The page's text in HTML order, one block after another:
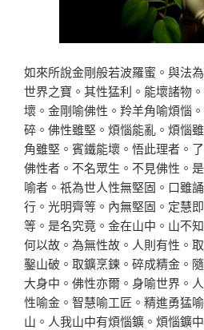
如來所說金剛般若波羅蜜。與法
世界之寶。 其性猛利。能壞諸物
壞。金剛喻佛性。羚羊角喻煩惱
碎。佛性雖堅。煩惱能亂。煩惱雖
角雖堅。賓鐵能壞。悟此理者。
佛性者。不名眾生。不見佛性。
喻者 。祇為世人性無堅固。口雖
行。光明齊等。 內無堅固。定慧
等。是名究竟。金在山中。 山不
何以故。為無性故。人則有性。
鑿山破。取鑛烹鍊。碎成精金。
大身中。佛性亦爾。身喻世界。
性喻金。智慧喻工匠。精進勇猛
山。人我山中有煩惱鑛。煩惱鑛